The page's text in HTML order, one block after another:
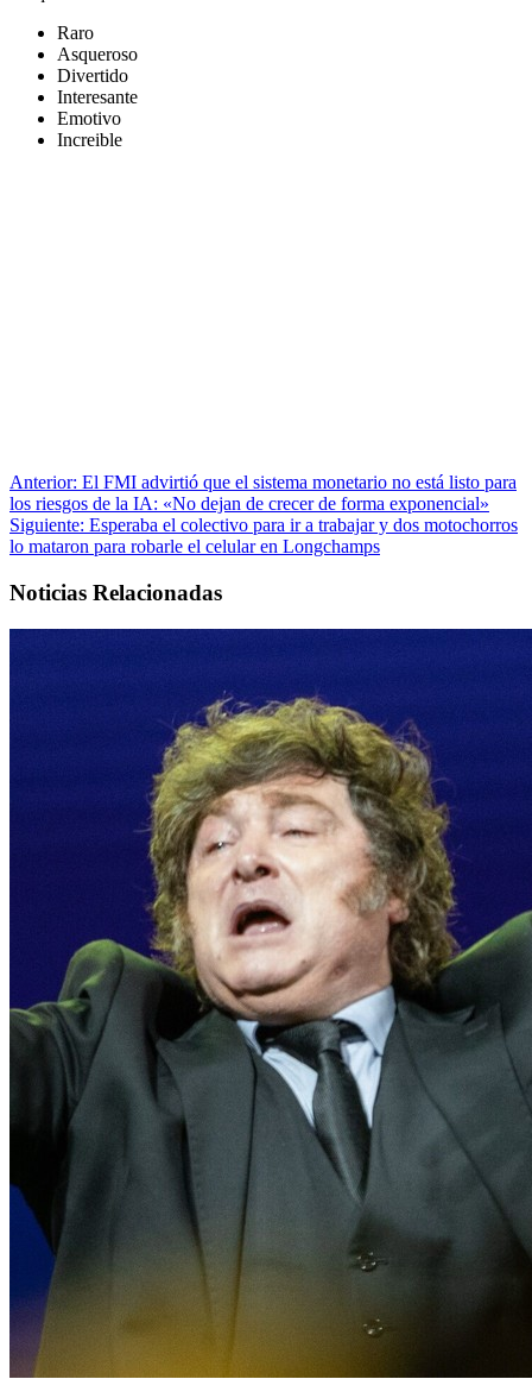
Raro
Asqueroso
Divertido
Interesante
Emotivo
Increible
Anterior: El FMI advirtió que el sistema monetario no está listo para
los riesgos de la IA: «No dejan de crecer de forma exponencial»
Siguiente: Esperaba el colectivo para ir a trabajar y dos motochorros
lo mataron para robarle el celular en Longchamps
Noticias Relacionadas